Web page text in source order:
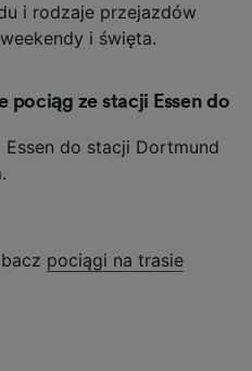
i rodzaje przejazdów
i święta.
pociąg ze stacji Essen do
do stacji Dortmund
pociągi na trasie